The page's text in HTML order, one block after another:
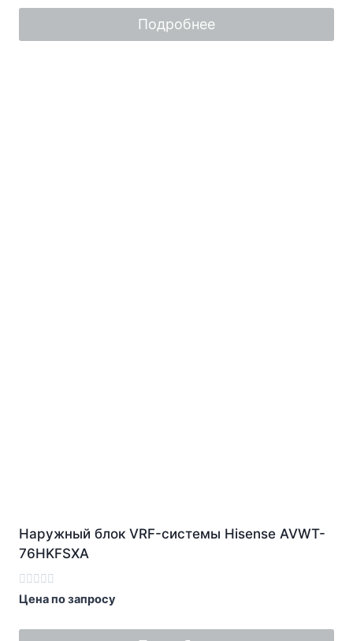
5
Подробнее
Наружный блок VRF-системы Hisense AVWT-
76HKFSXA
Оценка
0
5
Цена по запросу